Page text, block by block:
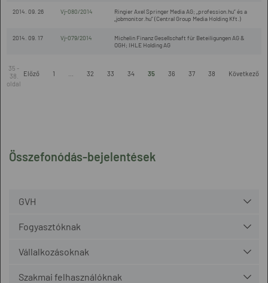
Összefonódás-bejelentések
GVH
Fogyasztóknak
Vállalkozásoknak
Szakmai felhasználóknak
2014. 09. 26 Vj-080/2014
Ringier Axel Springer Media AG; „profession.hu” és a
„jobmonitor.hu” (Central Group Media Holding Kft.)
2014. 09. 17 Vj-079/2014
Michelin Finanz Gesellschaft für Beteiligungen AG &
OGH; IHLE Holding AG
35 -
38.
oldal
Előző 1 32 33 34 35 36 37 38 Következő